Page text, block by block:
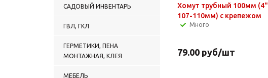
САДОВЫЙ ИНВЕНТАРЬ
ГВЛ, ГКЛ
ГЕРМЕТИКИ, ПЕНА
МОНТАЖНАЯ, КЛЕЯ
МЕБЕЛЬ
Хомут трубный 100мм (4"
107-110мм) с крепежом
Много
79.00 руб/шт